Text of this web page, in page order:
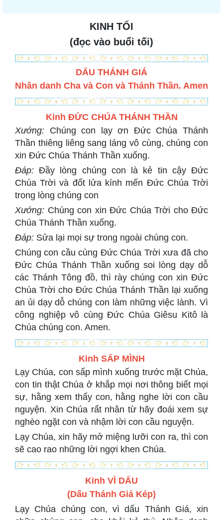
KINH TỐI
(đọc vào buổi tối)
DẤU THÁNH GIÁ
Nhân danh Cha và Con và Thánh Thần. Amen
Kinh ĐỨC CHÚA THÁNH THẦN
Xướng: Chúng con lạy ơn Đức Chúa Thánh
Thần thiêng liêng sang láng vô cùng, chúng con
xin Đức Chúa Thánh Thần xuống.
Đáp: Đầy lòng chúng con là kẻ tin cậy Đức
Chúa Trời và đốt lửa kính mến Đức Chúa Trời
trong lòng chúng con
Xướng: Chúng con xin Đức Chúa Trời cho Đức
Chúa Thánh Thần xuống.
Đáp: Sửa lại mọi sự trong ngoài chúng con.
Chúng con cầu cùng Đức Chúa Trời xưa đã cho
Đức Chúa Thánh Thần xuống soi lòng dạy dỗ
các Thánh Tông đồ, thì rày chúng con xin Đức
Chúa Trời cho Đức Chúa Thánh Thần lại xuống
an ủi dạy dỗ chúng con làm những việc lành. Vì
công nghiệp vô cùng Đức Chúa Giêsu Kitô là
Chúa chúng con. Amen.
Kinh SẤP MÌNH
Lạy Chúa, con sấp mình xuống trước mặt Chúa,
con tin thật Chúa ở khắp mọi nơi thông biết mọi
sự, hằng xem thấy con, hằng nghe lời con cầu
nguyện. Xin Chúa rất nhân từ hãy đoái xem sự
nghèo ngặt con và nhậm lời con cầu nguyện.
Lạy Chúa, xin hãy mở miệng lưỡi con ra, thì con
sẽ cao rao những lời ngợi khen Chúa.
Kinh VÌ DẤU
(Dấu Thánh Giá Kép)
Lạy Chúa chúng con, vì dấu Thánh Giá, xin